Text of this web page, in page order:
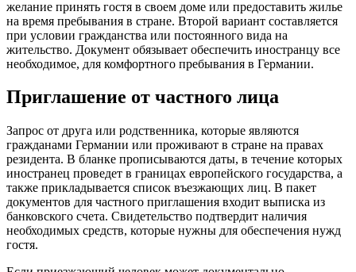
желание принять гостя в своем доме или предоставить жилье
на время пребывания в стране. Второй вариант составляется
при условии гражданства или постоянного вида на
жительство. Документ обязывает обеспечить иностранцу все
необходимое, для комфортного пребывания в Германии.
Приглашение от частного лица
Запрос от друга или родственника, которые являются
гражданами Германии или проживают в стране на правах
резидента. В бланке прописываются даты, в течение которых
иностранец проведет в границах европейского государства, а
также прикладывается список въезжающих лиц. В пакет
документов для частного приглашения входит выписка из
банковского счета. Свидетельство подтвердит наличия
необходимых средств, которые нужны для обеспечения нужд
гостя.